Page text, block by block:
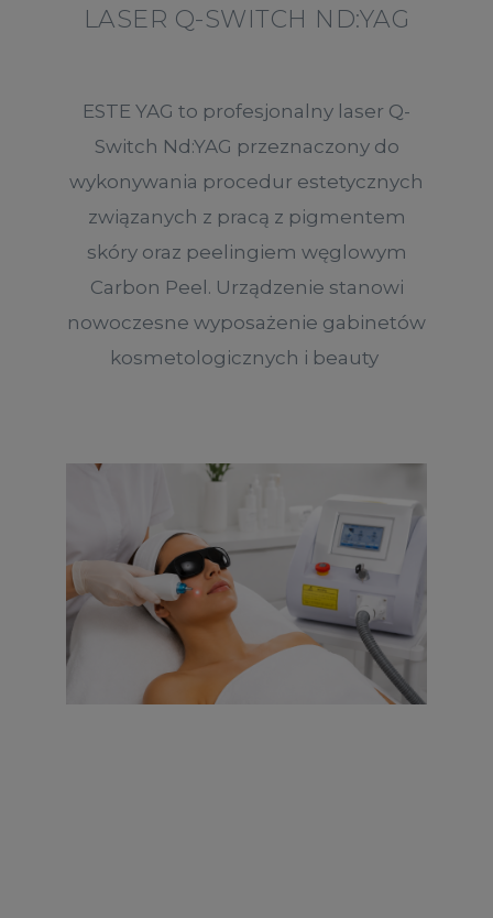
LASER Q-SWITCH ND:YAG
ESTE YAG to profesjonalny laser Q-
Switch Nd:YAG przeznaczony do
wykonywania procedur estetycznych
związanych z pracą z pigmentem
skóry oraz peelingiem węglowym
Carbon Peel. Urządzenie stanowi
nowoczesne wyposażenie gabinetów
kosmetologicznych i beauty